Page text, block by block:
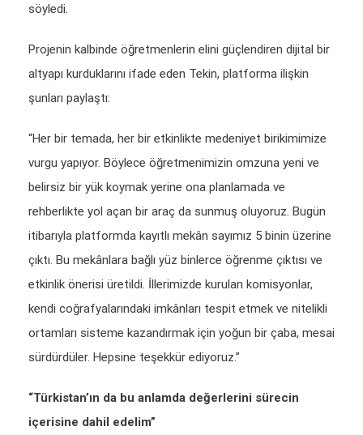
söyledi.
Projenin kalbinde öğretmenlerin elini güçlendiren dijital bir
altyapı kurduklarını ifade eden Tekin, platforma ilişkin
şunları paylaştı:
“Her bir temada, her bir etkinlikte medeniyet birikimimize
vurgu yapıyor. Böylece öğretmenimizin omzuna yeni ve
belirsiz bir yük koymak yerine ona planlamada ve
rehberlikte yol açan bir araç da sunmuş oluyoruz. Bugün
itibarıyla platformda kayıtlı mekân sayımız 5 binin üzerine
çıktı. Bu mekânlara bağlı yüz binlerce öğrenme çıktısı ve
etkinlik önerisi üretildi. İllerimizde kurulan komisyonlar,
kendi coğrafyalarındaki imkânları tespit etmek ve nitelikli
ortamları sisteme kazandırmak için yoğun bir çaba, mesai
sürdürdüler. Hepsine teşekkür ediyoruz.”
“Türkistan’ın da bu anlamda değerlerini sürecin
içerisine dahil edelim”